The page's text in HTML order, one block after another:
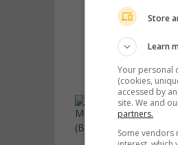
É.-U. 2022.
Canto
,Katie
tourné, un
Durée:
au
Meurtrie
Store
Learn
Your personal
(cookies,
accessed by
site. We and
partners.
Some